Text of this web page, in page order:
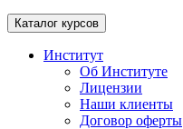
Каталог курсов
Институт
Об Институте
Лицензии
Наши клиенты
Договор оферты